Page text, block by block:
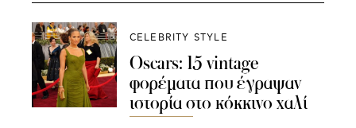
CELEBRITY STYLE
Oscars: 15 vintage
φορέματα που έγραψαν
ιστορία στο κόκκινο χαλί